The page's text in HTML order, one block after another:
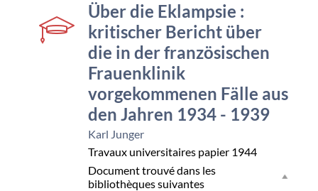
Über die Eklampsie :
kritischer Bericht über
die in der französischen
Frauenklinik
vorgekommenen Fälle aus
den Jahren 1934 - 1939
Karl Junger
Travaux universitaires papier 1944
Document trouvé dans les
bibliothèques suivantes